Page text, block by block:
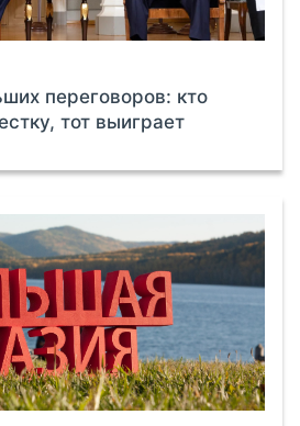
переговоров: кто
тот выиграет